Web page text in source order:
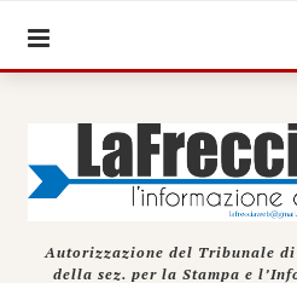
Autorizzazione del Tribunale
della sez. per la Stampa e